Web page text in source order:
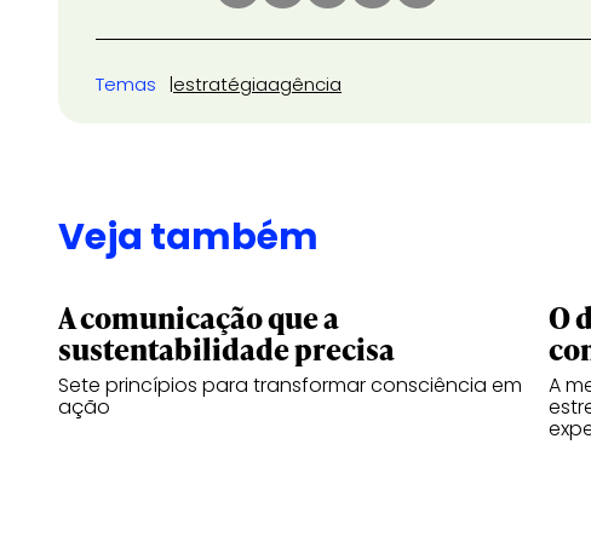
Temas estratégiaagência
Veja também
A comunicação que a
sustentabilidade precisa
Sete princípios para transformar consciência em
ação
O
A